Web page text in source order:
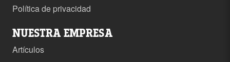
Política de privacidad
NUESTRA EMPRESA
Artículos